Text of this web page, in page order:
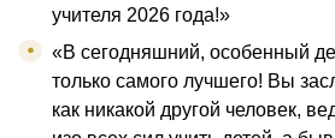
учителя 2026 года!»
«В сегодняшний, особенный
только самого лучшего! Вы
как никакой другой человек,